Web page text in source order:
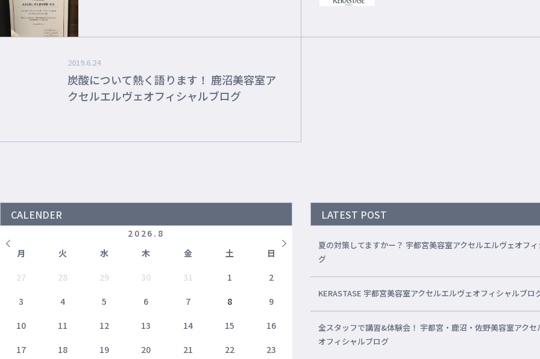
2019.6.24
炭酸について熱く語ります！ 鹿沼美容室ア
クセルエルヴェオフィシャルブログ
CALENDER
2026 . 8
月
火 水 木 金 土
日
27
28 29 30 31 1
2
3
4 5 6 7 8
9
10
11 12 13 14 15
16
17
18 19 20 21 22
23
LATEST POST
夏の対策してますかー？ 宇都宮美容室アクセルエルヴェオフ
グ
KERASTASE 宇都宮美容室アクセルエルヴェオフィシャルブロ
全スタッフで講習&体験会！ 宇都宮・鹿沼・佐野美容室アクセ
オフィシャルブログ